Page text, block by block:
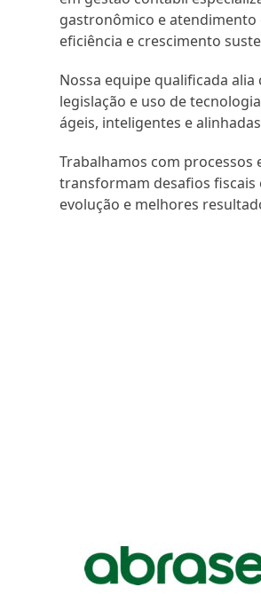
gastronômico e atendimento
eficiência e crescimento
Nossa equipe qualificada
legislação e uso de
ágeis, inteligentes e
Trabalhamos com
transformam desafios
evolução e melhores
right